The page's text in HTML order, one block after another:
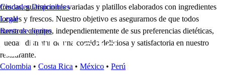
frescas, guarniciones variadas y platillos elaborados con ingredientes
locales y frescos. Nuestro objetivo es asegurarnos de que todos
nuestros clientes, independientemente de sus preferencias dietéticas,
puedan disfrutar de una comida deliciosa y satisfactoria en nuestro
restaurante.
Ciudades Disponibles
Legal
Renta de equipo
Colombia • Costa Rica • México • Perú